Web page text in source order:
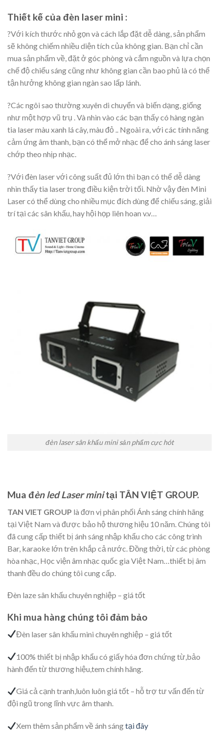
Thiết kế của đèn laser mini :
?Với kích thước nhỏ gọn và cách lắp đặt dễ dàng, sản phẩm
sẽ không chiếm nhiều diện tích của không gian. Bạn chỉ cần
mua sản phẩm về, đặt ở góc phòng và cắm nguồn và lựa chọn
chế độ chiếu sáng cũng như không gian cần bao phủ là có thể
tận hưởng không gian ngàn sao lấp lánh.
?Các ngôi sao thường xuyên di chuyển và biến dạng, giống
như một hợp vũ trụ . Và nhìn vào các bạn thấy có hàng ngàn
tia laser màu xanh lá cây, màu đỏ .. Ngoài ra, với các tính năng
cảm ứng âm thanh, bạn có thể mở nhạc để cho ánh sáng laser
chớp theo nhịp nhạc.
?Với đèn laser với công suất đủ lớn thì bạn có thể dễ dàng
nhìn thấy tia laser trong điều kiện trời tối. Nhờ vậy đèn Mini
Laser có thể dùng cho nhiều mục đích dùng để chiếu sáng, giải
trí tại các sân khấu, hay hội họp liên hoan v.v…
đèn laser sân khấu mini sản phẩm cực hót
Mua đèn led Laser minitại TÂN VIỆT GROUP.
TAN VIET GROUP là đơn vị phân phối Ánh sáng chính hãng
tại Việt Nam và được bảo hộ thương hiệu 10 năm. Chúng tôi
đã cung cấp thiết bị ánh sáng nhập khẩu cho các công trình
Bar, karaoke lớn trên khắp cả nước. Đồng thời, từ các phòng
hòa nhạc, Học viện âm nhạc quốc gia Việt Nam…thiết bị âm
thanh đều do chúng tôi cung cấp.
Đèn laze sân khấu chuyên nghiệp – giá tốt
Khi mua hàng chúng tôi đảm bảo
Đèn laser sân khấu mini chuyên nghiệp – giá tốt
100% thiết bị nhập khẩu có giấy hóa đơn chứng từ,bảo
hành đến từ thương hiệu,tem chính hãng.
Giá cả cạnh tranh,luôn luôn giá tốt – hỗ trợ tư vấn đến từ
đội ngũ trong lĩnh vực âm thanh.
Xem thêm sản phẩm về ánh sángtại đây